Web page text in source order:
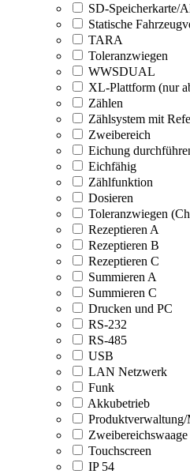
SD-Speicherkarte/
Statische
TARA
Toleranzwiegen
WWSDUAL
XL-Plattform (nur
Zählen
Zählsystem mit
Zweibereich
Eichung
Eichfähig
Zählfunktion
Dosieren
Toleranzwiegen
Rezeptieren A
Rezeptieren B
Rezeptieren C
Summieren A
Summieren C
Drucken und PC
RS-232
RS-485
USB
LAN Netzwerk
Funk
Akkubetrieb
Zweibereichswaage
Touchscreen
IP 54